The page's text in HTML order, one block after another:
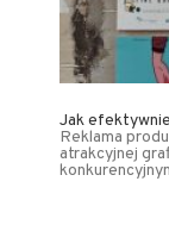
Jak
Reklama
atrakcyjnej